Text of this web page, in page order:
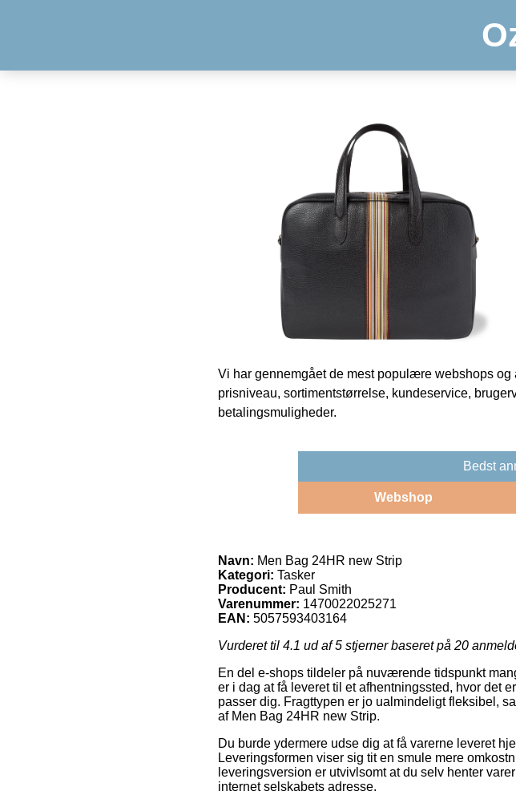
Vi har gennemgået de mest populære webshops
prisniveau, sortimentstørrelse, kundeservice,
betalingsmuligheder.
Bedst
Webshop
Navn: Men Bag 24HR new Strip
Kategori: Tasker
Producent: Paul Smith
Varenummer: 1470022025271
EAN: 5057593403164
Vurderet til 4.1 ud af 5 stjerner baseret på 20
En del e-shops tildeler på nuværende tidspunkt
er i dag at få leveret til et afhentningssted, hvor det
passer dig. Fragttypen er jo ualmindeligt fleksibel,
af Men Bag 24HR new Strip.
Du burde ydermere udse dig at få varerne leveret
Leveringsformen viser sig tit en smule mere
leveringsversion er utvivlsomt at du selv henter
internet selskabets adresse.